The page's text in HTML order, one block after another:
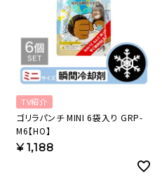
TV紹介
ゴリラパンチ MINI 6袋入り GRP-
M6【HO】
¥1,188